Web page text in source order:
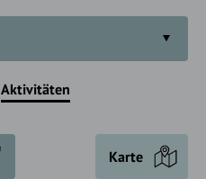
Aktivitäten
Karte